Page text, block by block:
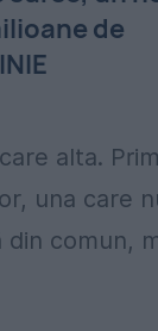
de
alta.
una care
din comun,